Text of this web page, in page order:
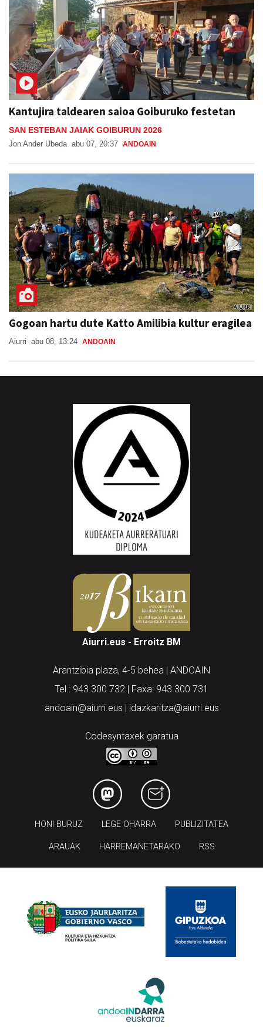
Kantujira taldearen saioa Goiburuko festetan
SAN ESTEBAN JAIAK GOIBURUN 2026
Jon Ander Ubeda abu 07, 20:37 ANDOAIN
Gogoan hartu dute Katto Amilibia kultur eragilea
Aiurri abu 08, 13:24 ANDOAIN
Aiurri.eus - Erroitz BM
Arantzibia plaza, 4-5 behea | ANDOAIN
Tel.: 943 300 732 | Faxa: 943 300 731
andoain@aiurri.eus | idazkaritza@aiurri.eus
Codesyntaxek garatua
HONI BURUZ LEGE OHARRA PUBLIZITATEA
ARAUAK HARREMANETARAKO RSS